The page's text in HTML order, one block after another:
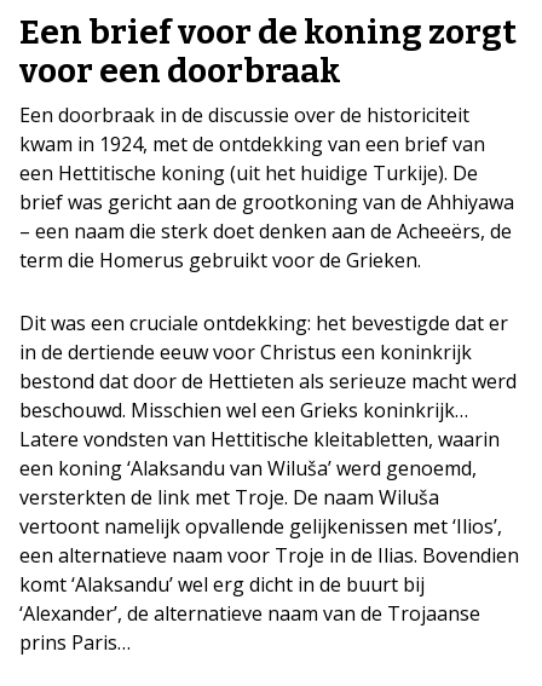
Een brief voor de koning zorgt
voor een doorbraak
Een doorbraak in de discussie over de historiciteit
kwam in 1924, met de ontdekking van een brief van
een Hettitische koning (uit het huidige Turkije). De
brief was gericht aan de grootkoning van de Ahhiyawa
– een naam die sterk doet denken aan de Acheeërs, de
term die Homerus gebruikt voor de Grieken.
Dit was een cruciale ontdekking: het bevestigde dat er
in de dertiende eeuw voor Christus een koninkrijk
bestond dat door de Hettieten als serieuze macht werd
beschouwd. Misschien wel een Grieks koninkrijk…
Latere vondsten van Hettitische kleitabletten, waarin
een koning ‘Alaksandu van Wiluša’ werd genoemd,
versterkten de link met Troje. De naam Wiluša
vertoont namelijk opvallende gelijkenissen met ‘Ilios’,
een alternatieve naam voor Troje in de Ilias. Bovendien
komt ‘Alaksandu’ wel erg dicht in de buurt bij
‘Alexander’, de alternatieve naam van de Trojaanse
prins Paris…